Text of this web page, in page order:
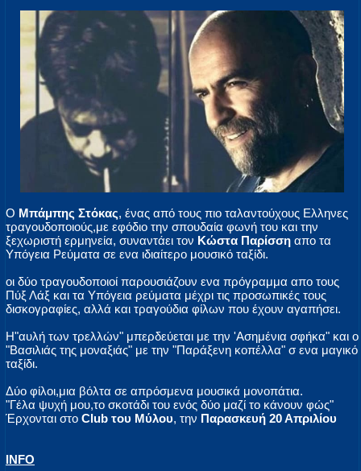
Ο Μπάμπης Στόκας, ένας από τους πιο ταλαντούχους Ελληνες
τραγουδοποιούς,με εφόδιο την σπουδαία φωνή του και την
ξεχωριστή ερμηνεία, συναντάει τον Κώστα Παρίσση απο τα
Υπόγεια Ρεύματα σε ενα ιδιαίτερο μουσικό ταξίδι.
οι δύο τραγουδοποιοί παρουσιάζουν ενα πρόγραμμα απο τους
Πύξ Λάξ και τα Υπόγεια ρεύματα μέχρι τις προσωπικές τους
δισκογραφίες, αλλά και τραγούδια φίλων που έχουν αγαπήσει.
Η"αυλή των τρελλών" μπερδεύεται με την 'Ασημένια σφήκα" και ο
"Βασιλιάς της μοναξιάς" με την "Παράξενη κοπέλλα" σ ενα μαγικό
ταξίδι.
Δύο φίλοι,μια βόλτα σε απρόσμενα μουσικά μονοπάτια.
"Γέλα ψυχή μου,το σκοτάδι του ενός δύο μαζί το κάνουν φώς"
Έρχονται στο Club του Μύλου, την Παρασκευή 20 Απριλίου
INFO